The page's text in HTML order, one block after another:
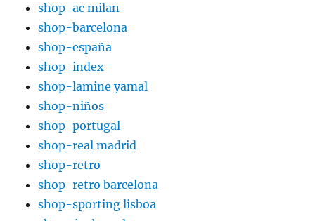
shop-ac milan
shop-barcelona
shop-españa
shop-index
shop-lamine yamal
shop-niños
shop-portugal
shop-real madrid
shop-retro
shop-retro barcelona
shop-sporting lisboa